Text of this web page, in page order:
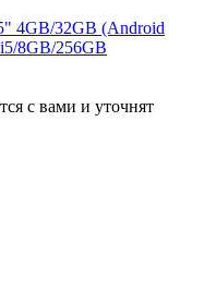
4GB/32GB (Android
8GB/256GB
с вами и уточнят